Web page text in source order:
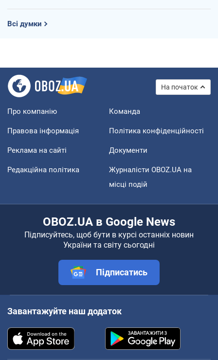
Всі думки
На початок
Про компанію Команда
Правова інформація Політика конфіденційності
Реклама на сайті Документи
Редакційна політика
Журналісти OBOZ.UA на
місці подій
OBOZ.UA в Google News
Підписуйтесь, щоб бути в курсі останніх новин
України та світу сьогодні
Підписатись
Завантажуйте наш додаток